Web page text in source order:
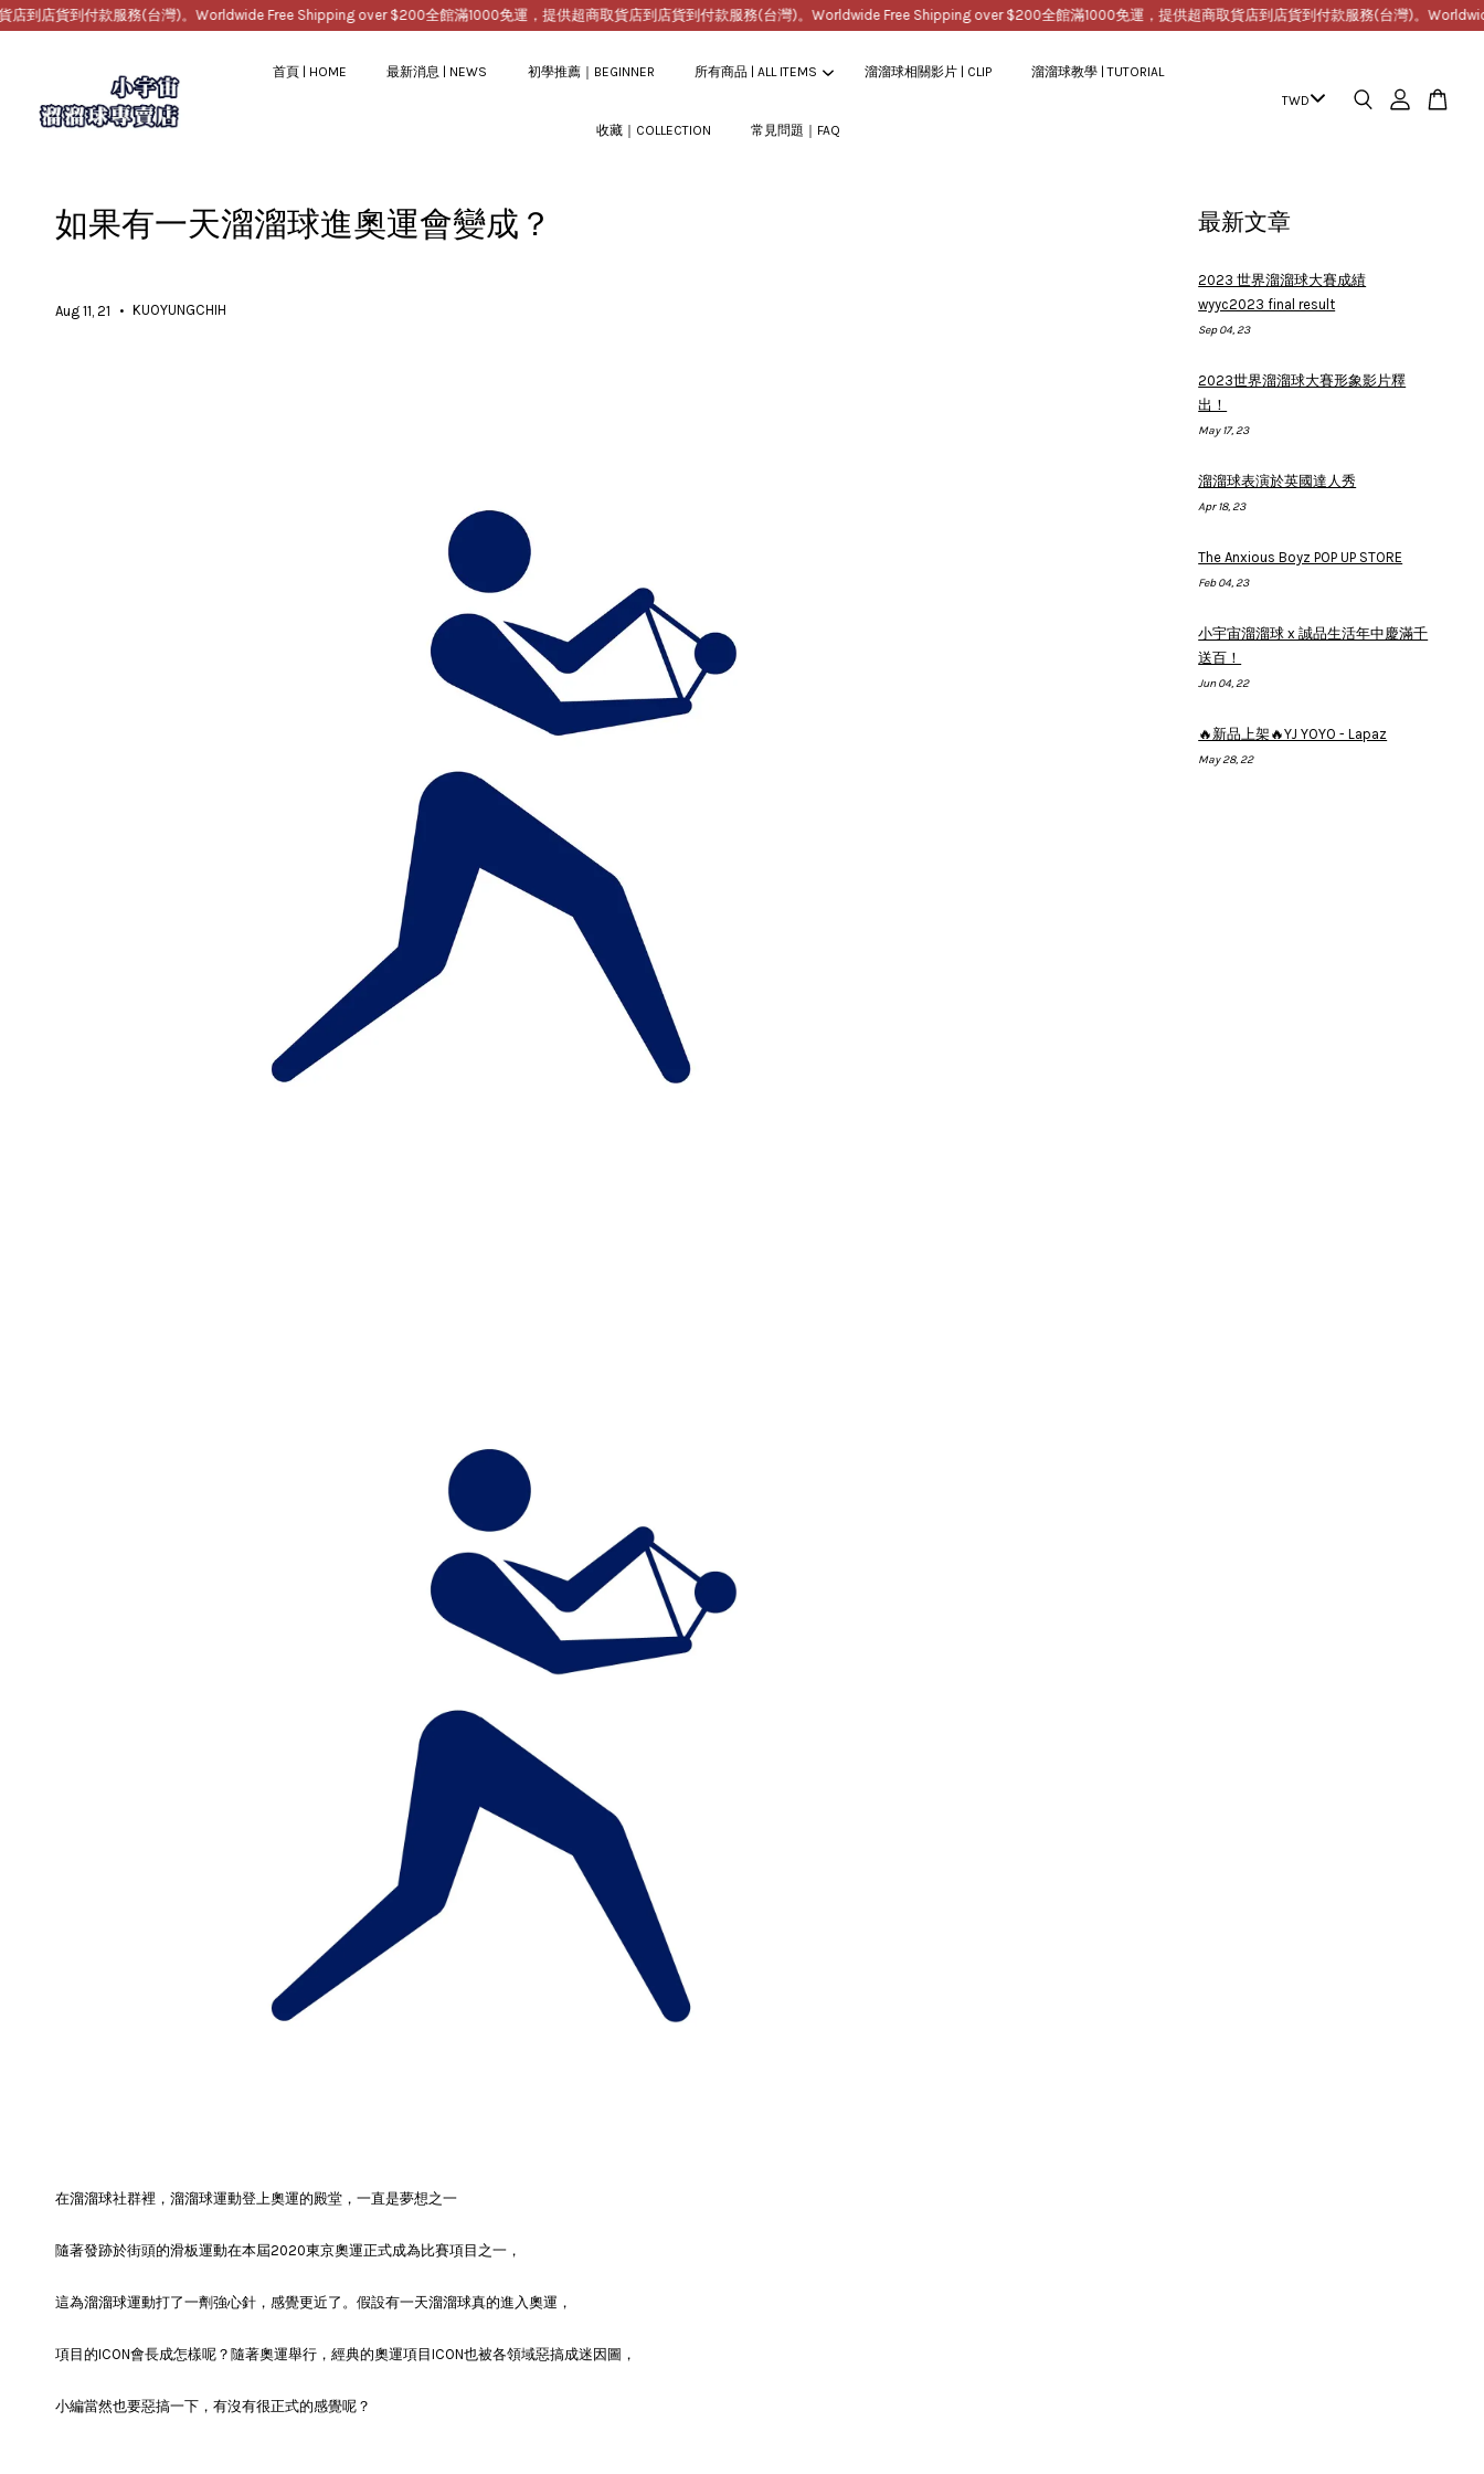
到店貨到付款服務(台灣)。Worldwide Free Shipping over $200全館滿1000免運，提供超商取貨店到店貨到付款服務(台灣)。Worldwide Free Shipping over $200全館滿1000免運，提供超商取貨店到店貨到付款服務(台灣)。Worldwide
首頁 | HOME 最新消息 | NEWS 初學推薦｜BEGINNER 所有商品 | ALL ITEMS 溜溜球相關影片 | CLIP 溜溜球教學 | TUTORIAL
收藏｜COLLECTION 常見問題｜FAQ
如果有一天溜溜球進奧運會變成？
Aug 11, 21 • KUOYUNGCHIH
在溜溜球社群裡，溜溜球運動登上奧運的殿堂，一直是夢想之一
隨著發跡於街頭的滑板運動在本屆2020東京奧運正式成為比賽項目之一，
這為溜溜球運動打了一劑強心針，感覺更近了。假設有一天溜溜球真的進入奧運，
項目的ICON會長成怎樣呢？隨著奧運舉行，經典的奧運項目ICON也被各領域惡搞成迷因圖，
小編當然也要惡搞一下，有沒有很正式的感覺呢？
最新文章
2023 世界溜溜球大賽成績
wyyc2023 final result
Sep 04, 23
2023世界溜溜球大賽形象影片釋
出！
May 17, 23
溜溜球表演於英國達人秀
Apr 18, 23
The Anxious Boyz POP UP STORE
Feb 04, 23
小宇宙溜溜球 x 誠品生活年中慶滿千
送百！
Jun 04, 22
🔥新品上架🔥YJ YOYO - Lapaz
May 28, 22